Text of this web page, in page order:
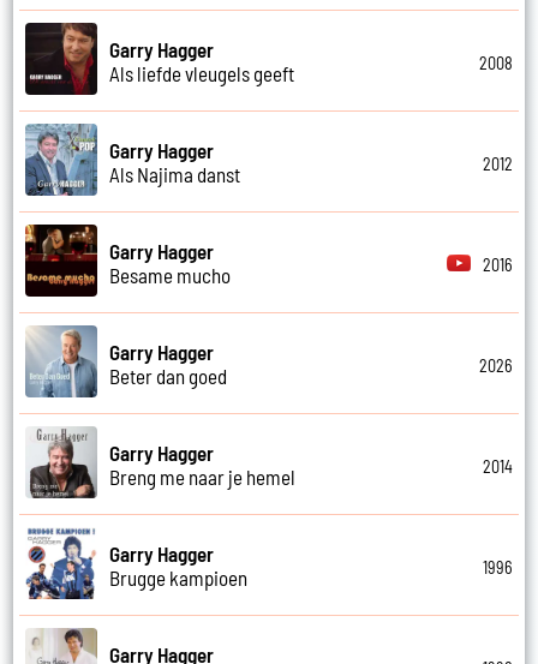
Garry Hagger
Als liefde vleugels geeft
2008
Garry Hagger
Als Najima danst
2012
Garry Hagger
Besame mucho
2016
Garry Hagger
Beter dan goed
2026
Garry Hagger
Breng me naar je hemel
2014
Garry Hagger
Brugge kampioen
1996
Garry Hagger